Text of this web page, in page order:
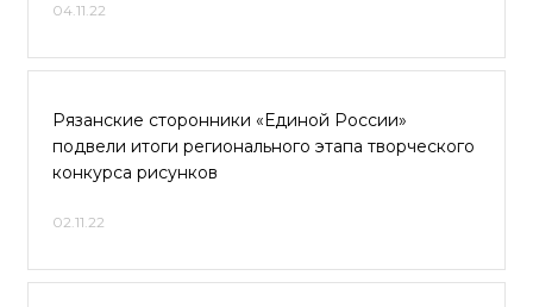
04.11.22
Рязанские сторонники «Единой России»
подвели итоги регионального этапа творческого
конкурса рисунков
02.11.22